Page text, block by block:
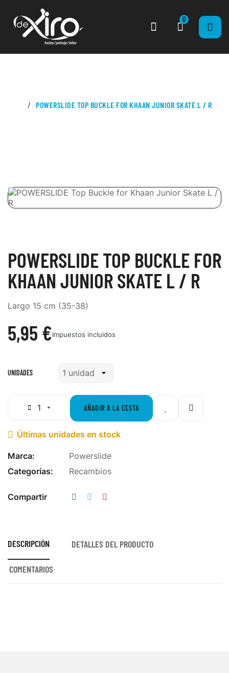
0
POWERSLIDE TOP BUCKLE FOR KHAAN JUNIOR SKATE L / R
POWERSLIDE TOP BUCKLE FOR
KHAAN JUNIOR SKATE L / R
Largo 15 cm (35-38)
5,95 €Impuestos incluidos
UNIDADES
AÑADIR A LA CESTA
 Últimas unidades en stock
Marca:
Powerslide
Categorías:
Recambios
Compartir
DESCRIPCIÓN DETALLES DEL PRODUCTO
COMENTARIOS